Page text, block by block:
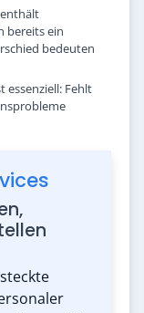
enthält
bereits ein
bedeuten
essenziell: Fehlt